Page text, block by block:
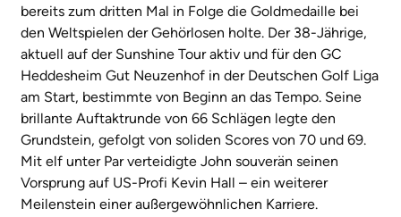
bereits zum dritten Mal in Folge die Goldmedaille bei
den Weltspielen der Gehörlosen holte. Der 38-Jährige,
aktuell auf der Sunshine Tour aktiv und für den GC
Heddesheim Gut Neuzenhof in der Deutschen Golf Liga
am Start, bestimmte von Beginn an das Tempo. Seine
brillante Auftaktrunde von 66 Schlägen legte den
Grundstein, gefolgt von soliden Scores von 70 und 69.
Mit elf unter Par verteidigte John souverän seinen
Vorsprung auf US-Profi Kevin Hall – ein weiterer
Meilenstein einer außergewöhnlichen Karriere.